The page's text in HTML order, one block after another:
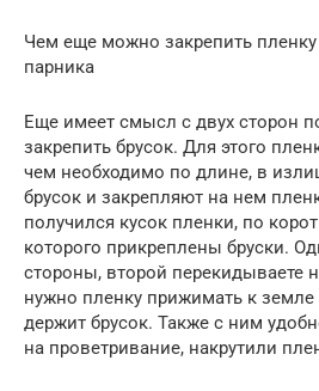
Чем еще можно закрепить
парника
Еще имеет смысл с двух сторон
закрепить брусок. Для этого
чем необходимо по длине, в
брусок и закрепляют на нем
получился кусок пленки, по
которого прикреплены бруски.
стороны, второй перекидываете
нужно пленку прижимать к
держит брусок. Также с ним
на проветривание, накрутили